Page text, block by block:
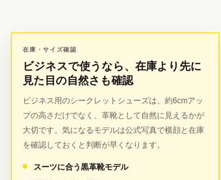
在庫・サイズ確認
ビジネスで使うなら、在庫より先に
見た目の自然さも確認
ビジネス用のシークレットシューズは、約6cmアッ
プの高さだけでなく、革靴として自然に見えるかが
大切です。気になるモデルは公式写真で横顔と在庫
を確認しておくと判断が早くなります。
スーツに合う黒革靴モデル